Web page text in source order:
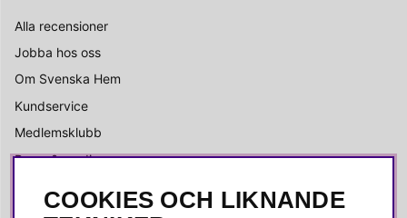
Alla recensioner
Jobba hos oss
Om Svenska Hem
Kundservice
Medlemsklubb
Press & media
SOCIALA MEDIER
COOKIES OCH LIKNANDE